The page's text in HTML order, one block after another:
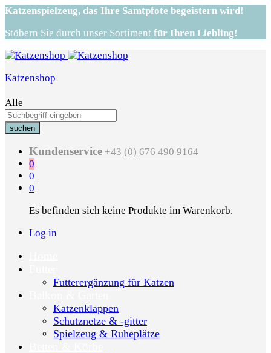
Katzenspielzeug, das Ihre Samtpfote begeistern wird!
Stöbern Sie durch unser Sortiment für Ihren Liebling!
Katzenshop
Alle
suchen
Kundenservice +43 (0) 676 490 9164
0
0
0
Es befinden sich keine Produkte im Warenkorb.
Log in
Futterergänzung für Katzen
Katzenklappen
Schutznetze & -gitter
Spielzeug & Ruheplätze